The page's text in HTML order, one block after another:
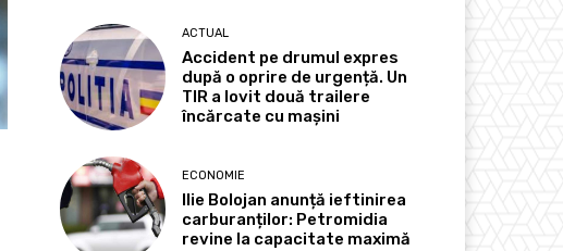
ACTUAL
Accident pe drumul expres
după o oprire de urgență. Un
TIR a lovit două trailere
încărcate cu mașini
ECONOMIE
Ilie Bolojan anunță ieftinirea
carburanților: Petromidia
revine la capacitate maximă